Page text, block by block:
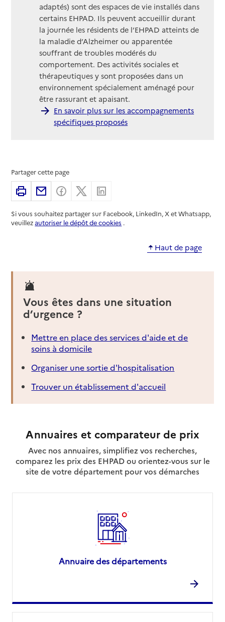
adaptés) sont des espaces de vie installés dans
certains EHPAD. Ils peuvent accueillir durant
la journée les résidents de l’EHPAD atteints de
la maladie d’Alzheimer ou apparentée
souffrant de troubles modérés du
comportement. Des activités sociales et
thérapeutiques y sont proposées dans un
environnement spécialement aménagé pour
être rassurant et apaisant.
En savoir plus sur les accompagnements
spécifiques proposés
Partager cette page
ImprimerPartager par email
Partager sur Facebook
Partager sur X
Si vous souhaitez partager sur Facebook, LinkedIn, X et Whatsapp,
veuillezautoriser le dépôt de cookies .
Haut de page
Vous êtes dans une situation
d’urgence ?
Mettre en place des services d'aide et de
soins à domicile
Organiser une sortie d'hospitalisation
Trouver un établissement d'accueil
Annuaires et comparateur de prix
Avec nos annuaires, simplifiez vos recherches,
comparez les prix des EHPAD ou orientez-vous sur le
site de votre département pour vos démarches
Annuaire des départements